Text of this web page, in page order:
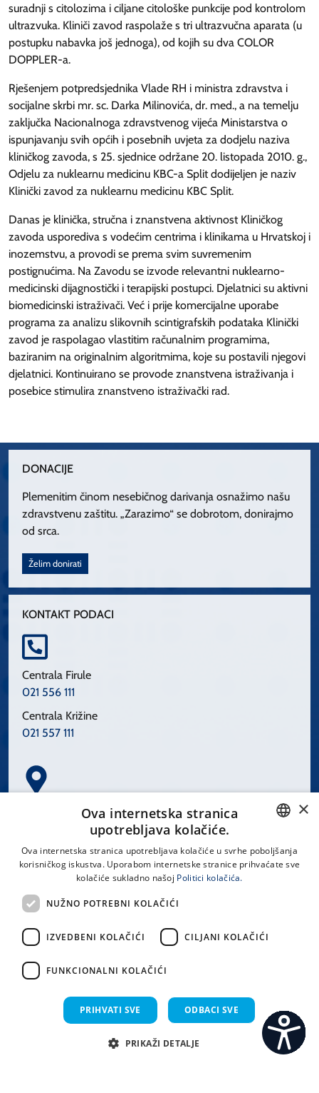
suradnji s citolozima i ciljane citološke punkcije pod kontrolom
ultrazvuka. Kliniči zavod raspolaže s tri ultrazvučna aparata (u
postupku nabavka još jednoga), od kojih su dva COLOR
DOPPLER-a.
Rješenjem potpredsjednika Vlade RH i ministra zdravstva i
socijalne skrbi mr. sc. Darka Milinovića, dr. med., a na temelju
zaključka Nacionalnoga zdravstvenog vijeća Ministarstva o
ispunjavanju svih općih i posebnih uvjeta za dodjelu naziva
kliničkog zavoda, s 25. sjednice održane 20. listopada 2010. g.,
Odjelu za nuklearnu medicinu KBC-a Split dodijeljen je naziv
Klinički zavod za nuklearnu medicinu KBC Split.
Danas je klinička, stručna i znanstvena aktivnost Kliničkog
zavoda usporediva s vodećim centrima i klinikama u Hrvatskoj i
inozemstvu, a provodi se prema svim suvremenim
postignućima. Na Zavodu se izvode relevantni nuklearno-
medicinski dijagnostički i terapijski postupci. Djelatnici su aktivni
biomedicinski istraživači. Već i prije komercijalne uporabe
programa za analizu slikovnih scintigrafskih podataka Klinički
zavod je raspolagao vlastitim računalnim programima,
baziranim na originalnim algoritmima, koje su postavili njegovi
djelatnici. Kontinuirano se provode znanstvena istraživanja i
posebice stimulira znanstveno istraživački rad.
DONACIJE
Plemenitim činom nesebičnog darivanja osnažimo našu
zdravstvenu zaštitu. „Zarazimo“ se dobrotom, donirajmo
od srca.
Želim donirati
KONTAKT PODACI
Centrala Firule
021 556 111
Centrala Križine
021 557 111
Spinčićeva 1, 21000 Split
LINKOVI
Uvjeti korištenja
CROATIAN
×
Ova internetska stranica
upotrebljava kolačiće.
Ova internetska stranica upotrebljava kolačiće u svrhe poboljšanja
korisničkog iskustva. Uporabom internetske stranice prihvaćate sve
kolačiće sukladno našoj Politici kolačića.
NUŽNO POTREBNI KOLAČIĆI
IZVEDBENI KOLAČIĆI CILJANI KOLAČIĆI
FUNKCIONALNI KOLAČIĆI
PRIHVATI SVE ODBACI SVE
PRIKAŽI DETALJE